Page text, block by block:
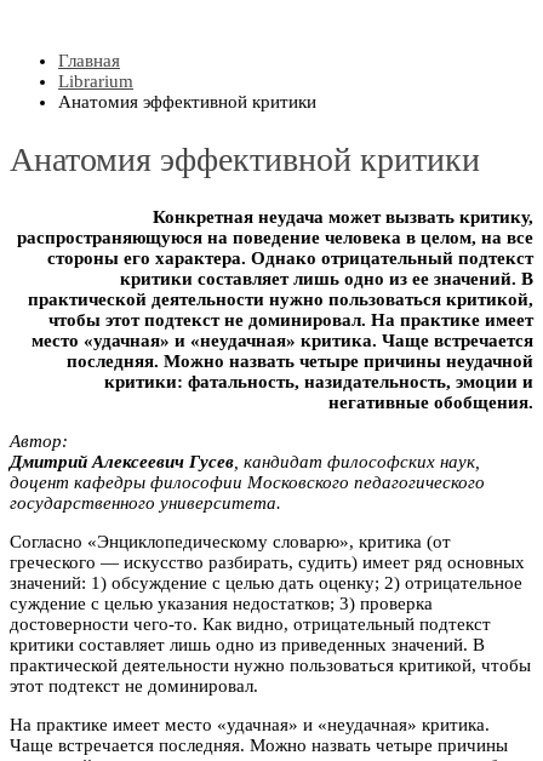
Главная
Librarium
Анатомия эффективной критики
Анатомия эффективной критики
Конкретная неудача может вызвать критику,
распространяющуюся на поведение человека в целом, на все
стороны его характера. Однако отрицательный подтекст
критики составляет лишь одно из ее значений. В
практической деятельности нужно пользоваться критикой,
чтобы этот подтекст не доминировал. На практике имеет
место «удачная» и «неудачная» критика. Чаще встречается
последняя. Можно назвать четыре причины неудачной
критики: фатальность, назидательность, эмоции и
негативные обобщения.
Автор:
Дмитрий Алексеевич Гyceв, кандидат философских наук,
доцент кафедры философии Московского педагогического
государственного университета.
Согласно «Энциклопедическому словарю», критика (от
греческого — искусство разбирать, судить) имеет ряд основных
значений: 1) обсуждение с целью дать оценку; 2) отрицательное
суждение с целью указания недостатков; 3) проверка
достоверности чего-то. Как видно, отрицательный подтекст
критики составляет лишь одно из приведенных значений. В
практической деятельности нужно пользоваться критикой, чтобы
этот подтекст не доминировал.
На практике имеет место «удачная» и «неудачная» критика.
Чаще встречается последняя. Можно назвать четыре причины